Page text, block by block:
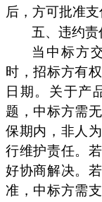
后，方可批准支
五、违约
当中标方
时，招标方有
日期。关于产
题，中标方需
保期内，非人
行维护责任。
好协商解决。
准，中标方需